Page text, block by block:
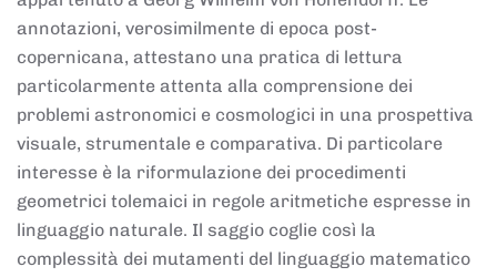
annotazioni, verosimilmente di epoca post-
copernicana, attestano una pratica di lettura
particolarmente attenta alla comprensione dei
problemi astronomici e cosmologici in una prospettiva
visuale, strumentale e comparativa. Di particolare
interesse è la riformulazione dei procedimenti
geometrici tolemaici in regole aritmetiche espresse in
linguaggio naturale. Il saggio coglie così la
complessità dei mutamenti del linguaggio matematico